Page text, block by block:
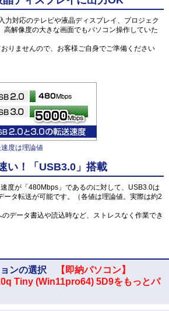
力対応のテレビや液晶ディスプレイ、プロジェク
高解像度の大きな画面でもパソコン操作していた
りませんので、お客様ご自身でご準備ください
度は理論値
い！「USB3.0」搭載
度が「480Mbps」であるのに対して、USB3.0は
タ転送が可能です。（各値は理論値。実際は約2
データ書込や読込時など、ストレスなく作業でき
ョンの選択
【即納パソコン】
Tiny (Win11pro64) 5D9をもっとパ